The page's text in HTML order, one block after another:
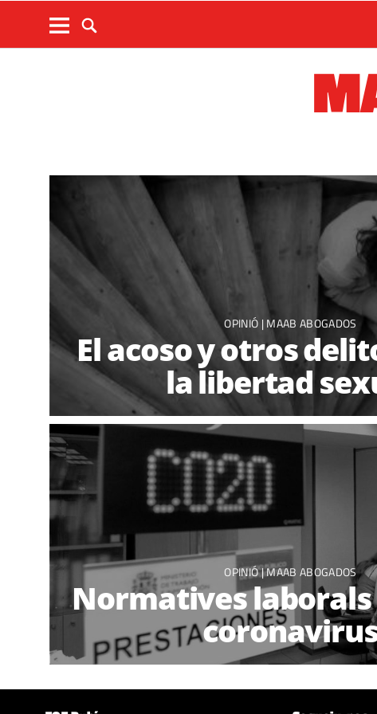
OPINIÓ |MAAB ABOGADOS
El acoso y otros
la libertad
OPINIÓ |MAAB ABOGADOS
Normatives